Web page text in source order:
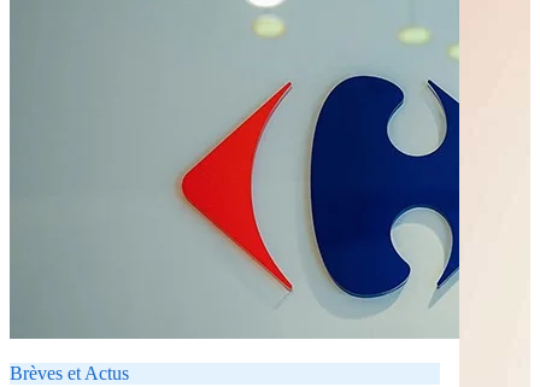
Brèves et Actus